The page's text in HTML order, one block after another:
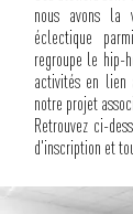
nous avons la
éclectique
regroupe le hip-
activités en lien
notre projet
Retrouvez ci-
d'inscription et